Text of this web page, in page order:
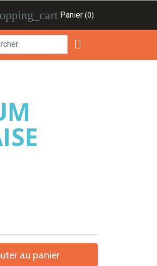
Panier (0)

au panier